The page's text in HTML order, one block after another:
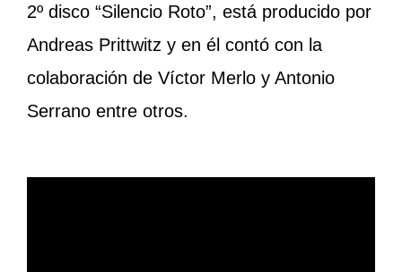
2º disco “Silencio Roto”, está producido por
Andreas Prittwitz y en él contó con la
colaboración de Víctor Merlo y Antonio
Serrano entre otros.